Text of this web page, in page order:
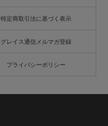
特定商取引法に基づく表示
グレイス通信メルマガ登録
プライバシーポリシー